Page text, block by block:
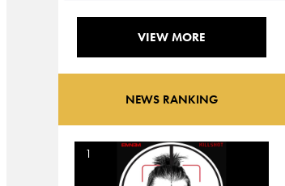
VIEW MORE
NEWS RANKING